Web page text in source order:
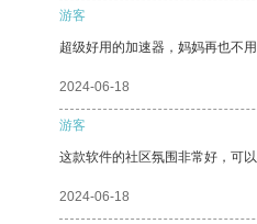
游客
超级好用的加速器，妈妈再也不
2024-06-18
游客
这款软件的社区氛围非常好，可
2024-06-18